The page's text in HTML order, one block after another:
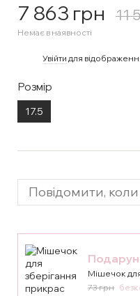
7 863 грн 11
Немає в наявності
Увійти для
Розмір
17.5
Повідомити,
Мішечок
73 грн